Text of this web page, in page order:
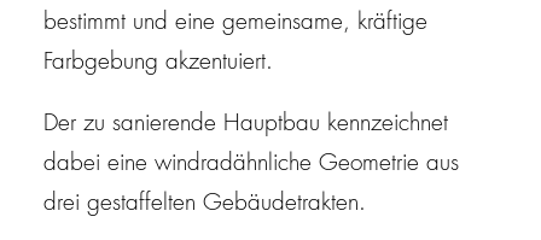
bestimmt und eine gemeinsame, kräftige
Farbgebung akzentuiert.
Der zu sanierende Hauptbau kennzeichnet
dabei eine windradähnliche Geometrie aus
drei gestaffelten Gebäudetrakten.